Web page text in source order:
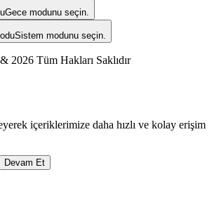
Gece modunu seçin.
Sistem modunu seçin.
2026 Tüm Hakları Saklıdır
içeriklerimize daha hızlı ve kolay erişim
Devam Et